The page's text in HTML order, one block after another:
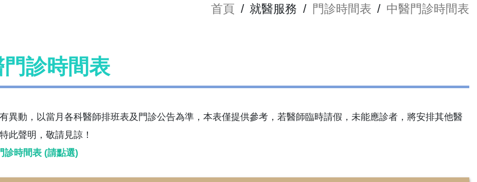
首頁 / 就醫服務 / 門診時間表 / 中醫門診時間表
門診時間表
異動，以當月各科醫師排班表及門診公告為準，本表僅提供參考，若醫師臨時請假，未能應診者，將安排其他醫
此聲明，敬請見諒！
診時間表 (請點選)